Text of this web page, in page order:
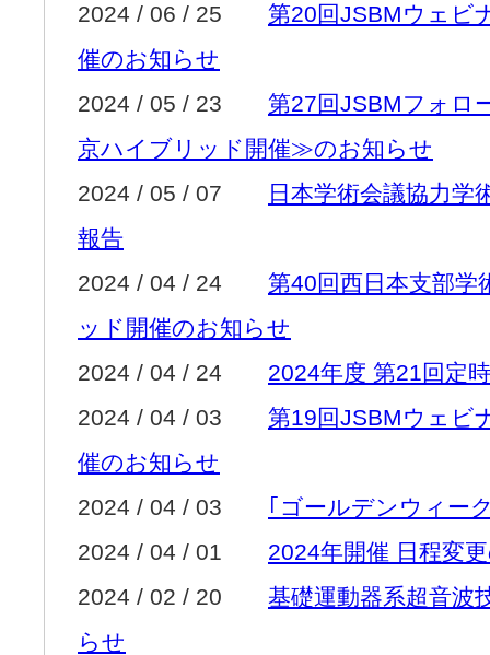
2024 / 06 / 25 第20回JSBMウェビ
催のお知らせ
2024 / 05 / 23 第27回JSBMフォロ
京ハイブリッド開催≫のお知らせ
2024 / 05 / 07
日本学術会議協力学
報告
2024 / 04 / 24 第40回西日本支部学
ッド開催のお知らせ
2024 / 04 / 24 2024年度 第21回定
2024 / 04 / 03 第19回JSBMウェビ
催のお知らせ
2024 / 04 / 03
｢ゴールデンウィー
2024 / 04 / 01 2024年開催 日程変
2024 / 02 / 20 基礎運動器系超音波
らせ